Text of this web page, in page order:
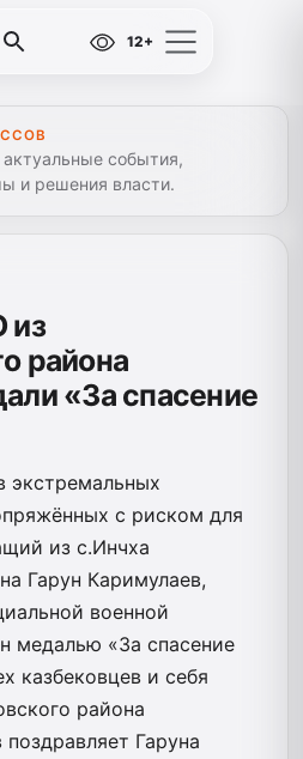
12+
события,
и решения власти.
из
района
«За спасение
экстремальных
с риском для
из с.Инчха
Гарун Каримулаев,
военной
медалью «За спасение
казбековцев и себя
района
Гаруна